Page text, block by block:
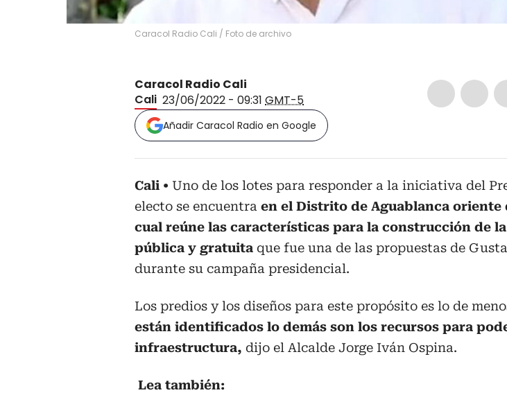
Caracol Radio Cali / Foto de archivo
Caracol Radio Cali
Cali 23/06/2022 - 09:31 GMT-5
Añadir Caracol Radio en Google
Cali
Uno de los lotes para responder a la iniciativa del
electo se encuentra en el Distrito de Aguablanca oriente
cual reúne las características para la construcción de
pública y gratuita que fue una de las propuestas de
durante su campaña presidencial.
Los predios y los diseños para este propósito es lo de
están identificados lo demás son los recursos para
infraestructura, dijo el Alcalde Jorge Iván Ospina.
Lea también: